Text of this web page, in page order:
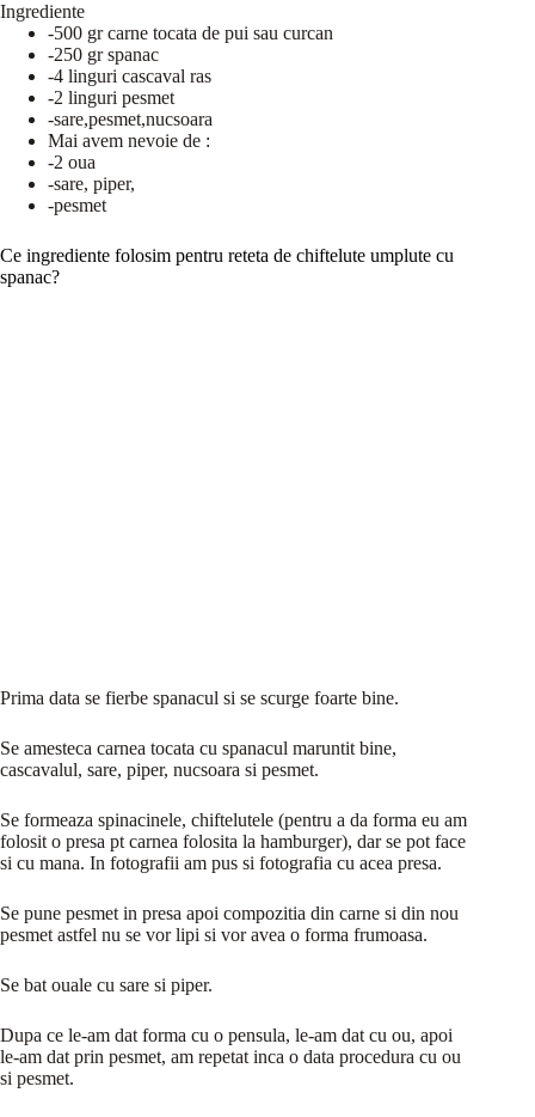
Ingrediente
-500 gr carne tocata de pui sau curcan
-250 gr spanac
-4 linguri cascaval ras
-2 linguri pesmet
-sare,pesmet,nucsoara
Mai avem nevoie de :
-2 oua
-sare, piper,
-pesmet
Ce ingrediente folosim pentru reteta de chiftelute umplute cu
spanac?
Prima data se fierbe spanacul si se scurge foarte bine.
Se amesteca carnea tocata cu spanacul maruntit bine,
cascavalul, sare, piper, nucsoara si pesmet.
Se formeaza spinacinele, chiftelutele (pentru a da forma eu am
folosit o presa pt carnea folosita la hamburger), dar se pot face
si cu mana. In fotografii am pus si fotografia cu acea presa.
Se pune pesmet in presa apoi compozitia din carne si din nou
pesmet astfel nu se vor lipi si vor avea o forma frumoasa.
Se bat ouale cu sare si piper.
Dupa ce le-am dat forma cu o pensula, le-am dat cu ou, apoi
le-am dat prin pesmet, am repetat inca o data procedura cu ou
si pesmet.